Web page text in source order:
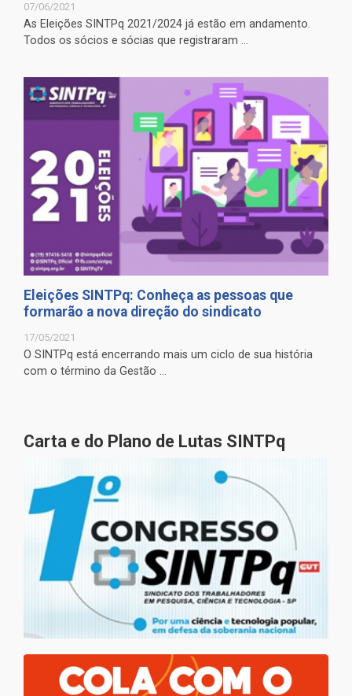
07/06/2021
As Eleições SINTPq 2021/2024 já estão em andamento.
Todos os sócios e sócias que registraram ...
Eleições SINTPq: Conheça as pessoas que
formarão a nova direção do sindicato
17/05/2021
O SINTPq está encerrando mais um ciclo de sua história
com o término da Gestão ...
Carta e do Plano de Lutas SINTPq